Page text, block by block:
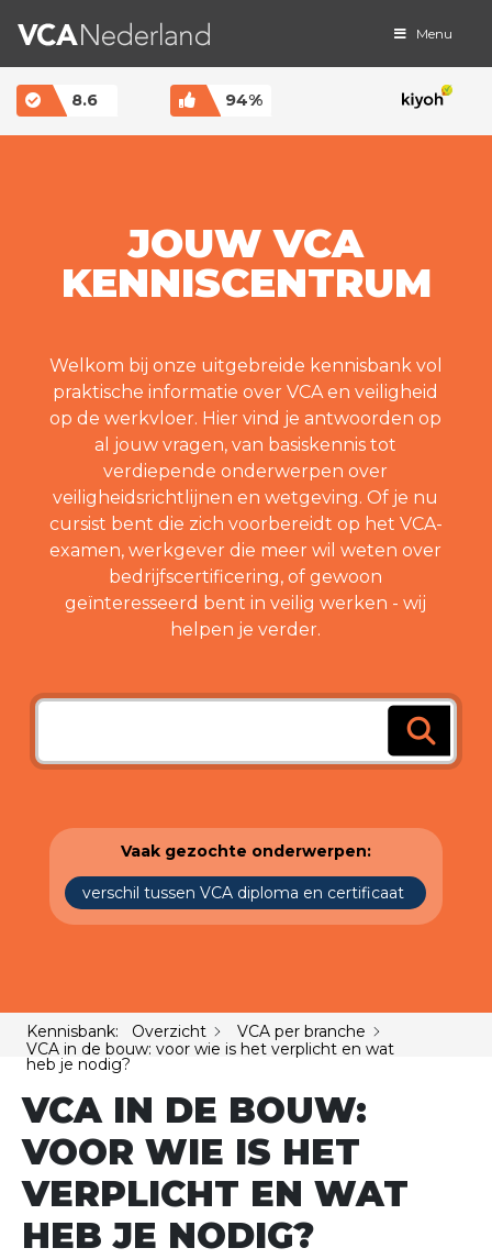
MAIN NAVIGATION Menu
8.6 94%
JOUW VCA
KENNISCENTRUM
Welkom bij onze uitgebreide kennisbank vol
praktische informatie over VCA en veiligheid
op de werkvloer. Hier vind je antwoorden op
al jouw vragen, van basiskennis tot
verdiepende onderwerpen over
veiligheidsrichtlijnen en wetgeving. Of je nu
cursist bent die zich voorbereidt op het VCA-
examen, werkgever die meer wil weten over
bedrijfscertificering, of gewoon
geïnteresseerd bent in veilig werken - wij
helpen je verder.
Vaak gezochte onderwerpen:
verschil tussen VCA diploma en certificaat
Kennisbank: Overzicht
VCA per branche
VCA in de bouw: voor wie is het verplicht en wat
heb je nodig?
VCA IN DE BOUW:
VOOR WIE IS HET
VERPLICHT EN WAT
HEB JE NODIG?